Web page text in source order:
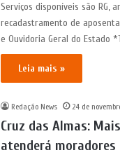
Serviços disponíveis são RG,
recadastramento de
e Ouvidoria Geral do Estado
Leia mais »
Redação News 24 de
Cruz das Almas:
atenderá